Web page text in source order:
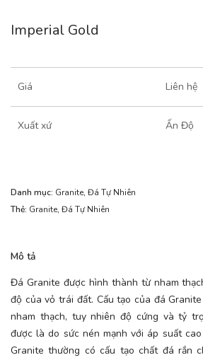
Imperial Gold
Giá Liên hệ
Xuất xứ Ấn Độ
Danh mục: Granite, Đá Tự Nhiên
Thẻ: Granite, Đá Tự Nhiên
Mô tả
Đá Granite được hình thành từ nham
độ của vỏ trái đất. Cấu tạo của đá
nham thạch, tuy nhiên độ cứng và tỷ
được là do sức nén mạnh với áp suất
Granite thường có cấu tạo chất đá rắn